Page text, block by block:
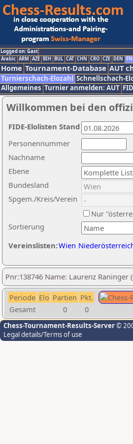
Logged on: Gast
Arabic ARM AZE BIH BUL CAT CHN CRO CZE DEN
Home Tournament-Database AUT
Turnierschach-Elozahl Schnellschach-
Allgemeines Turnier anmelden: AUT
Willkommen bei den
Nachname
Ebene
Sortierung
Personennummer
Bundesland
Spgem./Kreis/Verein
Nur
Vereinslisten:Wien
FIDE-Elolisten Stand
Pnr:138746 Name: Laurenz Raninger (
Periode Elo Partien Pkt.
Gesamt
0 0
Chess-Tournament-Results-Server©
Legal details/Terms of use